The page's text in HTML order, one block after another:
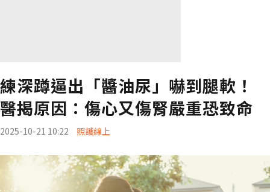
練深蹲逼出「醬油尿」嚇到腿軟！
醫揭原因：傷心又傷腎嚴重恐致命
2025-10-21 10:22 照護線上